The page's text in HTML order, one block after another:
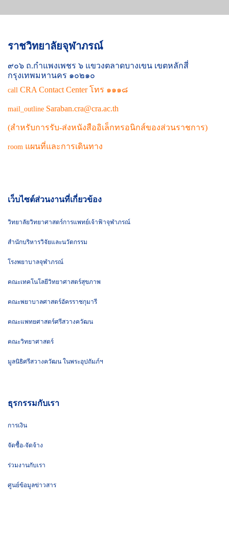
ราชวิทยาลัยจุฬาภรณ์
๙๐๖ ถ.กำแพงเพชร ๖ แขวงตลาดบางเขน เขตหลักสี่
กรุงเทพมหานคร ๑๐๒๑๐
call CRA Contact Center โทร ๑๑๑๘
mail_outline Saraban.cra@cra.ac.th
(สำหรับการรับ-ส่งหนังสืออิเล็กทรอนิกส์ของส่วนราชการ)
room แผนที่และการเดินทาง
เว็บไซต์ส่วนงานที่เกี่ยวข้อง
วิทยาลัยวิทยาศาสตร์การแพทย์เจ้าฟ้าจุฬาภรณ์
สำนักบริหารวิจัยและนวัตกรรม
โรงพยาบาลจุฬาภรณ์
คณะเทคโนโลยีวิทยาศาสตร์สุขภาพ
คณะพยาบาลศาสตร์อัครราชกุมารี
คณะแพทยศาสตร์ศรีสวางควัฒน
คณะวิทยาศาสตร์
มูลนิธิศรีสวางควัฒน ในพระอุปถัมภ์ฯ
ธุรกรรมกับเรา
การเงิน
จัดซื้อ-จัดจ้าง
ร่วมงานกับเรา
ศูนย์ข้อมูลข่าวสาร